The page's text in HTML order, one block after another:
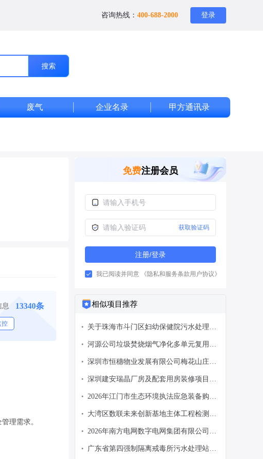
咨询热线： 400-688-2000 登录
搜索
废气 企业名录 甲方通讯录
息 13340条
控
理需求。
免费注册会员
获取验证码
注册/登录
我已阅读并同意 《隐私和服务条款用户协议》
相似项目推荐
•
关于珠海市斗门区妇幼保健院污水处理维
• 河源公司垃圾焚烧烟气净化多单元复用耦
• 深圳市恒穗物业发展有限公司梅花山庄乐
• 深圳建安瑞晶厂房及配套用房装修项目洁
深圳瑞晶项目（2026721047）-废气设
备-008邀请公告
• 2026年江门市生态环境执法应急装备购置
•
大湾区数联未来创新基地主体工程检测、
• 2026年南方电网数字电网集团有限公司深
项目采购公告
•
广东省第四强制隔离戒毒所污水处理站运